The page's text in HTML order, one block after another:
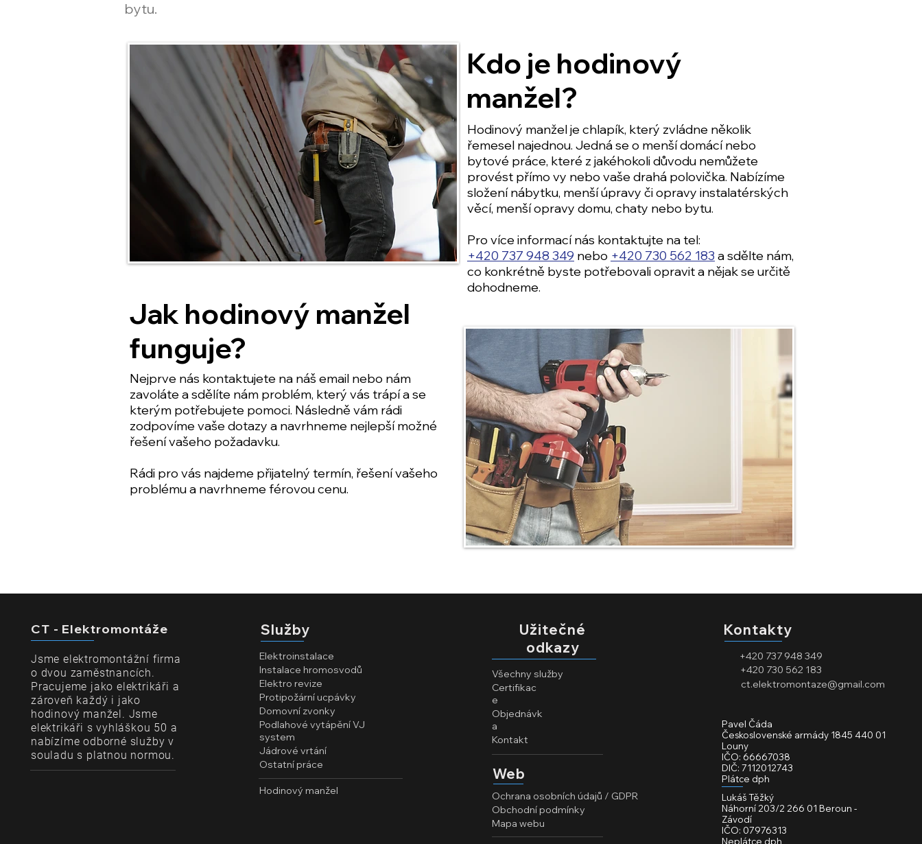
bytu.
Jak hodinový manžel
funguje?
Nejprve nás kontaktujete na náš email nebo nám
zavoláte a sdělíte nám problém, který vás trápí a se
kterým potřebujete pomoci. Následně vám rádi
zodpovíme vaše dotazy a navrhneme nejlepší možné
řešení vašeho požadavku.
Rádi pro vás najdeme přijatelný termín, řešení vašeho
problému a navrhneme férovou cenu.
Kdo je hodinový
manžel?
Hodinový manžel je chlapík, který zvládne několik
řemesel najednou. Jedná se o menší domácí nebo
bytové práce, které z jakéhokoli důvodu nemůžete
provést přímo vy nebo vaše drahá polovička. Nabízíme
složení nábytku, menší úpravy či opravy instalatérských
věcí, menší opravy domu, chaty nebo bytu.
Pro více informací nás kontaktujte na tel:
+420 737 948 349 nebo +420 730 562 183 a sdělte nám,
co konkrétně byste potřebovali opravit a nějak se určitě
dohodneme.
CT - Elektromontáže
Jsme elektromontážní firma
o dvou zaměstnancích.
Pracujeme jako elektrikáři a
zároveň každý i jako
hodinový manžel. Jsme
elektrikáři s vyhláškou 50 a
nabízíme odborné služby v
souladu s platnou normou.
Služby
Elektroinstalace
Instalace hromosvodů
Elektro revize
Protipožární ucpávky
Domovní zvonky
Podlahové vytápění VJ
system
Ostatní práce
Hodinový manžel
Jádrové vrtání
Užitečné
odkazy
Všechny služby
Certifikac
e
Objednávk
a
Kontakt
Web
Ochrana osobních údajů / GDPR
Obchodní podmínky
Mapa webu
Kontakty
+420 737 948 349
+420 730 562 183
ct.elektromontaze@gmail.com
Pavel Čáda
Československé armády 1845 440 01
Louny
IČO: 66667038
DIČ: 7112012743
Plátce dph
Lukáš Těžký
Náhorní 203/2 266 01 Beroun -
Závodí
IČO: 07976313
Neplátce dph